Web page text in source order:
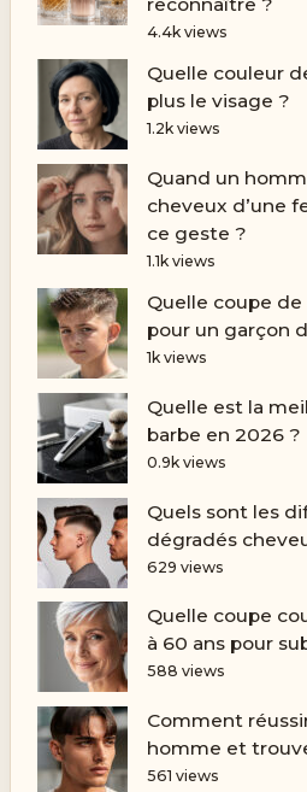
4.4k views
Quelle couleur
plus le visage ?
1.2k views
Quand un
cheveux d’une
ce geste ?
1.1k views
Quelle coupe
pour un garçon
1k views
Quelle est la
barbe en 2026 ?
0.9k views
Quels sont les
dégradés
629 views
Quelle coupe
à 60 ans pour
588 views
Comment
homme et
561 views